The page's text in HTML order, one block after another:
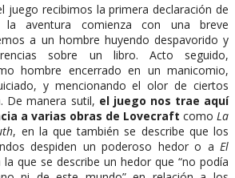
juego recibimos la primera declaración de
la aventura comienza con una breve
a un hombre huyendo despavorido y
sobre un libro. Acto seguido,
hombre encerrado en un manicomio,
y mencionando el olor de ciertos
De manera sutil, el juego nos trae aquí
a varias obras de Lovecraft como La
, en la que también se describe que los
despiden un poderoso hedor o a El
la que se describe un hedor que “no podía